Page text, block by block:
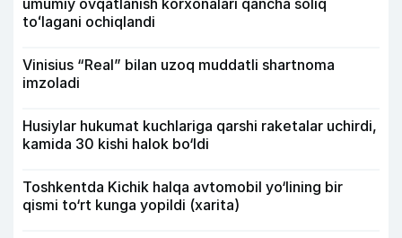
umumiy ovqatlanish korxonalari qancha soliq
toʻlagani ochiqlandi
Vinisius “Real” bilan uzoq muddatli shartnoma
imzoladi
Husiylar hukumat kuchlariga qarshi raketalar uchirdi,
kamida 30 kishi halok bo‘ldi
Toshkentda Kichik halqa avtomobil yo‘lining bir
qismi to‘rt kunga yopildi (xarita)